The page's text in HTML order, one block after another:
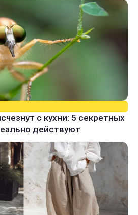
с кухни: 5 секретных
действуют